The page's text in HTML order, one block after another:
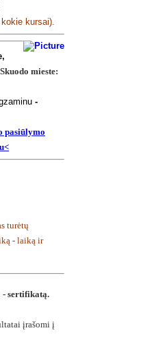
kursai).
mieste:
-
pasiūlymo
turėtų
- laiką ir
- sertifikatą.
įrašomi į